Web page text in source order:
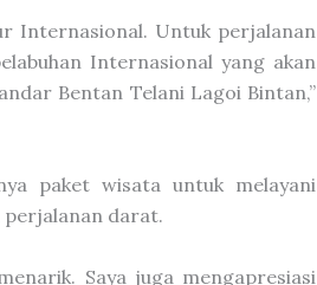
Internasional. Untuk perjalanan
Internasional yang akan
Bentan Telani Lagoi Bintan,”
paket wisata untuk melayani
darat.
Saya juga mengapresiasi